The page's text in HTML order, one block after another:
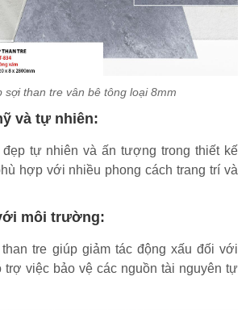
sợi than tre vân bê tông loại 8mm
và tự nhiên:
tự nhiên và ấn tượng trong thiết kế
hợp với nhiều phong cách trang trí và
môi trường:
tre giúp giảm tác động xấu đối với
trợ việc bảo vệ các nguồn tài nguyên tự